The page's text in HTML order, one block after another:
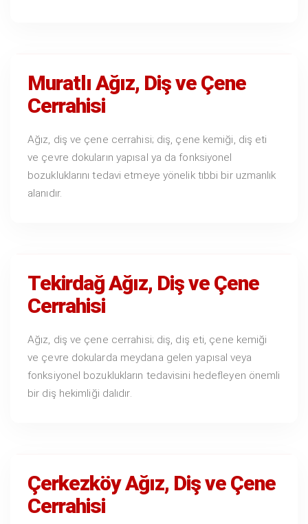
Muratlı Ağız, Diş ve Çene
Cerrahisi
Ağız, diş ve çene cerrahisi; diş, çene kemiği, diş eti
ve çevre dokuların yapısal ya da fonksiyonel
bozukluklarını tedavi etmeye yönelik tıbbi bir uzmanlık
alanıdır.
Tekirdağ Ağız, Diş ve Çene
Cerrahisi
Ağız, diş ve çene cerrahisi; diş, diş eti, çene kemiği
ve çevre dokularda meydana gelen yapısal veya
fonksiyonel bozuklukların tedavisini hedefleyen önemli
bir diş hekimliği dalıdır.
Çerkezköy Ağız, Diş ve Çene
Cerrahisi